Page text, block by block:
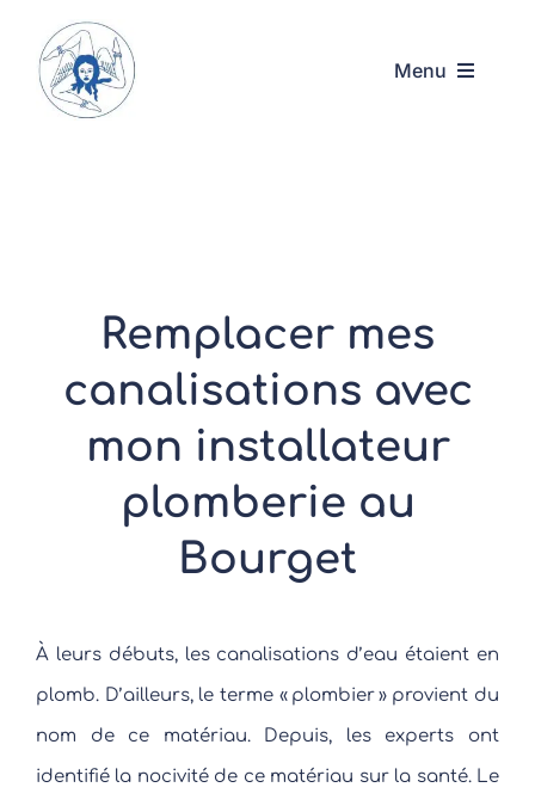
contenu
Menu
01.48.36.24.69
Remplacer mes
canalisations avec
mon installateur
plomberie au
Bourget
À leurs débuts, les canalisations d’eau étaient en
plomb. D’ailleurs, le terme « plombier » provient du
nom de ce matériau. Depuis, les experts ont
identifié la nocivité de ce matériau sur la santé. Le